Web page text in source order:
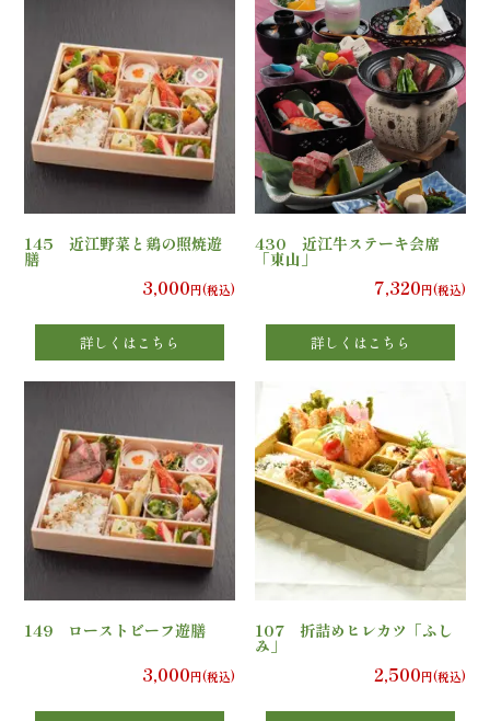
の
こ
だ
わ
り
文
法・
配
達
リ
145 近江野菜と鶏の照焼遊
膳
3,000円(税込)
詳しくはこちら
430 近江牛ステーキ会席
「東山」
7,320円(税込)
詳しくはこちら
149 ローストビーフ遊膳
3,000円(税込)
107 折詰めヒレカツ「ふし
み」
2,500円(税込)